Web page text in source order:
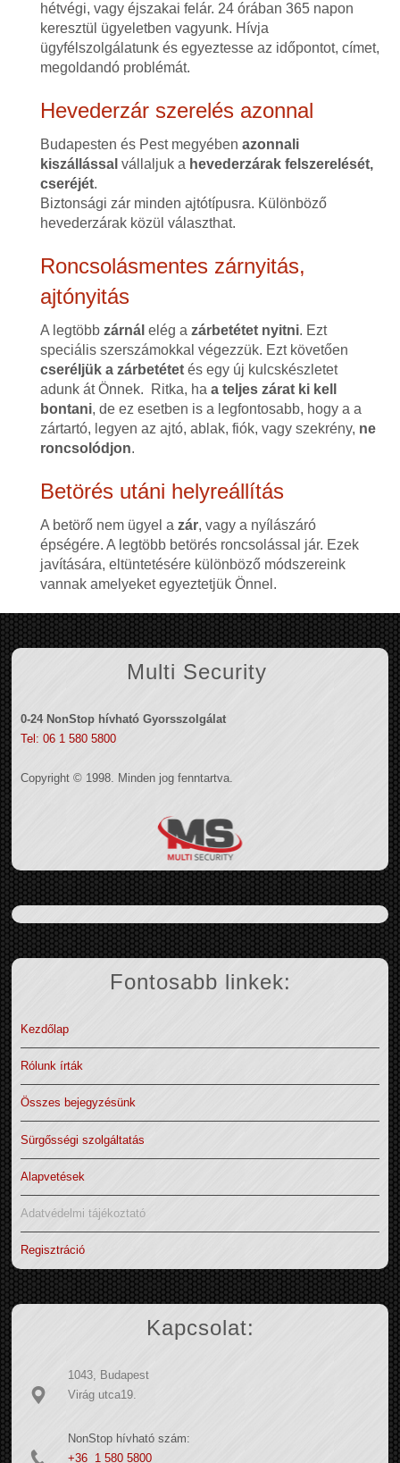
hétvégi, vagy éjszakai felár. 24 órában 365 napon
keresztül ügyeletben vagyunk. Hívja
ügyfélszolgálatunk és egyeztesse az időpontot, címet,
megoldandó problémát.
Hevederzár szerelés azonnal
Budapesten és Pest megyében azonnali
kiszállással vállaljuk a hevederzárak felszerelését,
cseréjét.
Biztonsági zár minden ajtótípusra. Különböző
hevederzárak közül választhat.
Roncsolásmentes zárnyitás,
ajtónyitás
A legtöbb zárnál elég a zárbetétet nyitni. Ezt
speciális szerszámokkal végezzük. Ezt követően
cseréljük a zárbetétetés egy új kulcskészletet
adunk át Önnek. Ritka, ha a teljes zárat ki kell
bontani, de ez esetben is a legfontosabb, hogy a a
zártartó, legyen az ajtó, ablak, fiók, vagy szekrény, ne
roncsolódjon.
Betörés utáni helyreállítás
A betörő nem ügyel a zár, vagy a nyílászáró
épségére. A legtöbb betörés roncsolással jár. Ezek
javítására, eltüntetésére különböző módszereink
vannak amelyeket egyeztetjük Önnel.
Multi Security
0-24 NonStop hívható Gyorsszolgálat
Tel: 06 1 580 5800
Copyright © 1998. Minden jog fenntartva.
Fontosabb linkek:
Kezdőlap
Rólunk írták
Összes bejegyzésünk
Sürgősségi szolgáltatás
Alapvetések
Adatvédelmi tájékoztató
Regisztráció
Kapcsolat:
1043, Budapest
Virág utca19.
NonStop hívható szám:
+36 1 580 5800